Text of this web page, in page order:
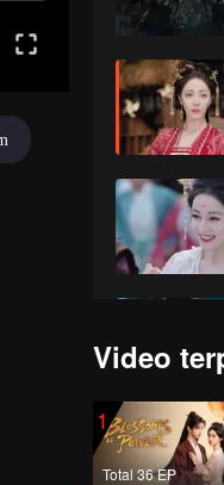
Video
1
Total 36 EP